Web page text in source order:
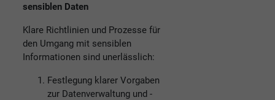
sensiblen Daten
Klare Richtlinien und Prozesse für
den Umgang mit sensiblen
Informationen sind unerlässlich:
Festlegung klarer Vorgaben
zur Datenverwaltung und -